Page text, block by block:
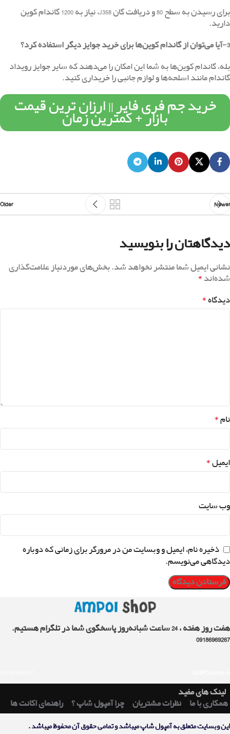
برای رسیدن به سطح 80 و دریافت گان J358، نیاز به 1200 گاندام کوین
دارید.
3-آیا می‌توان از گاندام کوین‌ها برای خرید جوایز دیگر استفاده کرد؟
بله، گاندام کوین‌ها به شما این امکان را می‌دهند که سایر جوایز رویداد
گاندام مانند اسلحه‌ها و لوازم جانبی را خریداری کنید.
خرید جم فری فایر || ارزان ترین قیمت
بازار + کمترین زمان
Newer
Older
دیدگاهتان را بنویسید
نشانی ایمیل شما منتشر نخواهد شد.بخش‌های موردنیاز علامت‌گذاری
شده‌اند*
دیدگاه*
نام*
ایمیل*
وب‌ سایت
ذخیره نام، ایمیل و وبسایت من در مرورگر برای زمانی که دوباره
دیدگاهی می‌نویسم.
هفت روز هفته ، 24 ساعت شبانه‌روز پاسخگوی شما در تلگرام هستیم.
09186969267
لینک های مفید
همکاری با ما
نظرات مشتریان چرا آمپول شاپ ؟ راهنمای اکانت ها
اين وبسايت متعلق به آمپول شاپ ميباشد و تمامی حقوق آن محفوظ ميباشد .